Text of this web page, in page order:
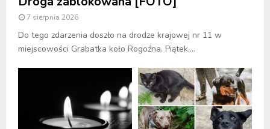
7 sierpnia 2026
Do tego zdarzenia doszło na drodze krajowej nr 11 w
miejscowości Grabatka koło Rogoźna. Piątek,...